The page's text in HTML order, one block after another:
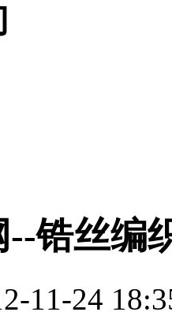
--锆丝编
11-24